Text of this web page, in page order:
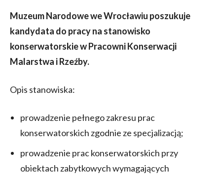
Muzeum Narodowe we Wrocławiu poszukuje
kandydata do pracy na stanowisko
konserwatorskie w Pracowni Konserwacji
Malarstwa i Rzeźby.
Opis stanowiska:
prowadzenie pełnego zakresu prac
konserwatorskich zgodnie ze specjalizacją;
prowadzenie prac konserwatorskich przy
obiektach zabytkowych wymagających